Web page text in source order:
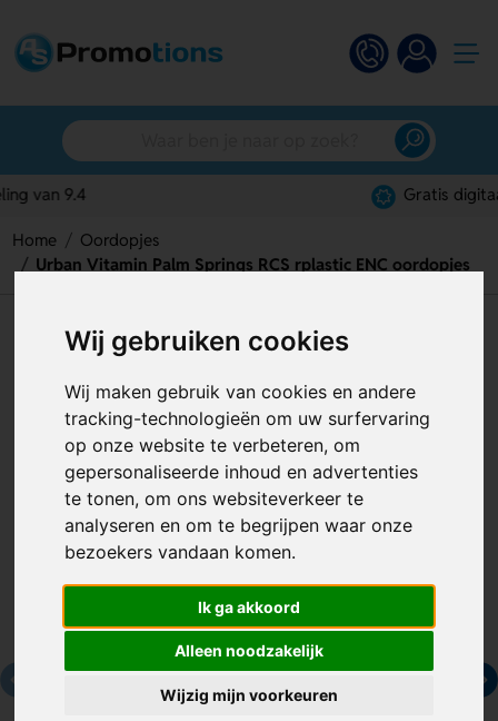
Wij gebruiken cookies
Wij maken gebruik van cookies en andere
tracking-technologieën om uw surfervaring
op onze website te verbeteren, om
gepersonaliseerde inhoud en advertenties
te tonen, om ons websiteverkeer te
analyseren en om te begrijpen waar onze
bezoekers vandaan komen.
Ik ga akkoord
Alleen noodzakelijk
Wijzig mijn voorkeuren
Home
Oordopjes
Urban Vitamin Palm Springs RCS rplastic ENC oordopjes
Urban Vitamin Palm Springs
RCS rplastic ENC oordopjes
Artikelnummer:127436